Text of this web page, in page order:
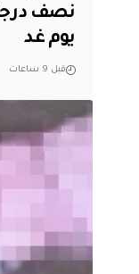
نصف
يوم غد
قبل 9 ساعات